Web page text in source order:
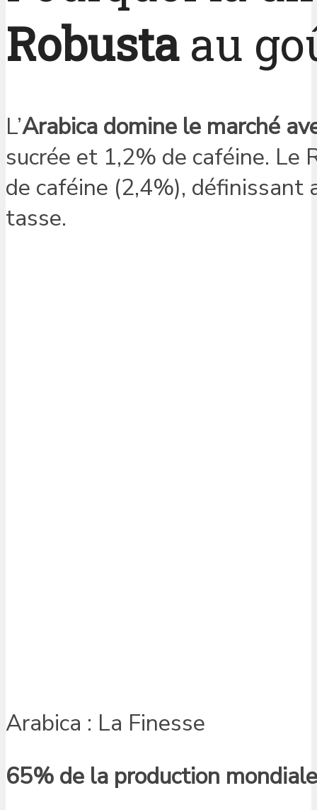
Robustaau
L’Arabica domine le marché
sucrée et 1,2% de caféine. Le
de caféine (2,4%),
tasse.
Arabica : La Finesse
65% de la production mondiale